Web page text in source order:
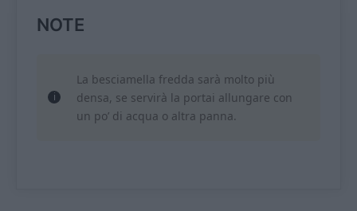
NOTE
La besciamella fredda sarà molto più
densa, se servirà la portai allungare con
un po’ di acqua o altra panna.